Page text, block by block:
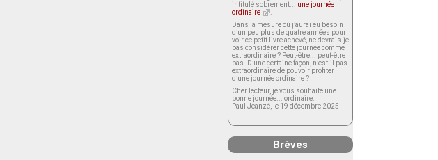
intitulé sobrement... une journée
ordinaire
Dans la mesure où j’aurai eu besoin
d’un peu plus de quatre années pour
voir ce petit livre achevé, ne devrais-je
pas considérer cette journée comme
extraordinaire ? Peut-être... peut-être
pas. D’une certaine façon, n’est-il pas
extraordinaire de pouvoir profiter
d’une journée ordinaire ?
Cher lecteur, je vous souhaite une
bonne journée... ordinaire.
Paul Jeanzé, le 19 décembre 2025
Brèves